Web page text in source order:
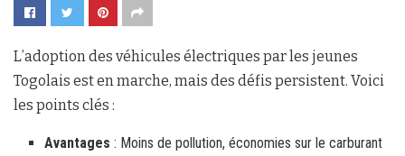
L’adoption des véhicules électriques par les jeunes
Togolais est en marche, mais des défis persistent. Voici
les points clés :
Avantages : Moins de pollution, économies sur le carburant